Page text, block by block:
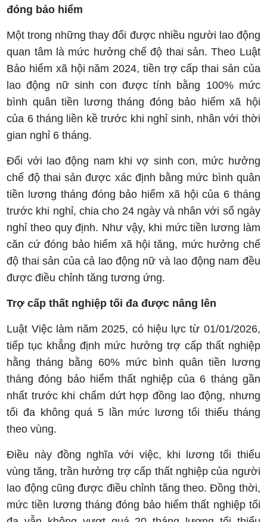
đóng bảo hiểm
Một trong những thay đổi được nhiều người lao động
quan tâm là mức hưởng chế độ thai sản. Theo Luật
Bảo hiểm xã hội năm 2024, tiền trợ cấp thai sản của
lao động nữ sinh con được tính bằng 100% mức
bình quân tiền lương tháng đóng bảo hiểm xã hội
của 6 tháng liền kề trước khi nghỉ sinh, nhân với thời
gian nghỉ 6 tháng.
Đối với lao động nam khi vợ sinh con, mức hưởng
chế độ thai sản được xác định bằng mức bình quân
tiền lương tháng đóng bảo hiểm xã hội của 6 tháng
trước khi nghỉ, chia cho 24 ngày và nhân với số ngày
nghỉ theo quy định. Như vậy, khi mức tiền lương làm
căn cứ đóng bảo hiểm xã hội tăng, mức hưởng chế
độ thai sản của cả lao động nữ và lao động nam đều
được điều chỉnh tăng tương ứng.
Trợ cấp thất nghiệp tối đa được nâng lên
Luật Việc làm năm 2025, có hiệu lực từ 01/01/2026,
tiếp tục khẳng định mức hưởng trợ cấp thất nghiệp
hằng tháng bằng 60% mức bình quân tiền lương
tháng đóng bảo hiểm thất nghiệp của 6 tháng gần
nhất trước khi chấm dứt hợp đồng lao động, nhưng
tối đa không quá 5 lần mức lương tối thiểu tháng
theo vùng.
Điều này đồng nghĩa với việc, khi lương tối thiểu
vùng tăng, trần hưởng trợ cấp thất nghiệp của người
lao động cũng được điều chỉnh tăng theo. Đồng thời,
mức tiền lương tháng đóng bảo hiểm thất nghiệp tối